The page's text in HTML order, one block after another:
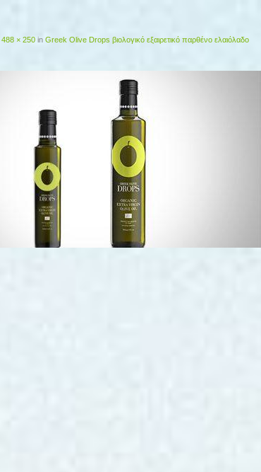
488 × 250 in Greek Olive Drops βιολογικό εξαιρετικό παρθένο ελαιόλαδο